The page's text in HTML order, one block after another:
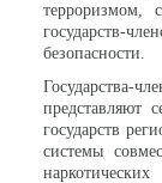
терроризмом,
государств-
безопасности.
Государства-
представляют
государств
системы